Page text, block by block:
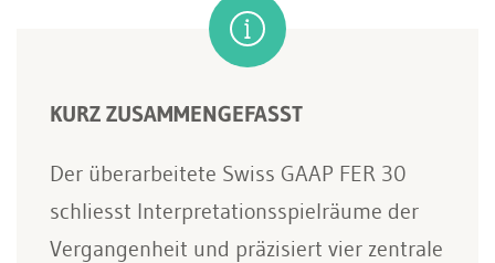
KURZ ZUSAMMENGEFASST
Der überarbeitete Swiss GAAP FER 30
schliesst Interpretationsspielräume der
Vergangenheit und präzisiert vier zentrale